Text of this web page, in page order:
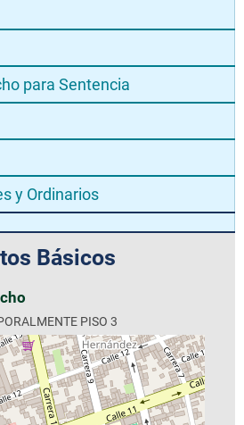
para Sentencia
y Ordinarios
Básicos
PISO 3